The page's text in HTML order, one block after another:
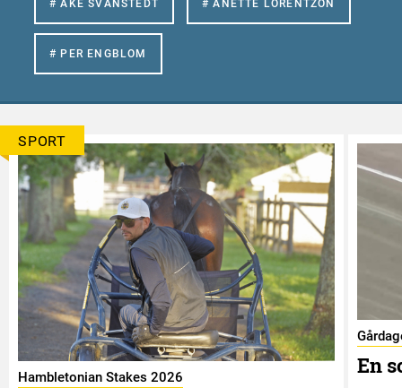
# ÅKE SVANSTEDT # ANETTE LORENTZON
# PER ENGBLOM
SPORT
Hambletonian Stakes 2026 En